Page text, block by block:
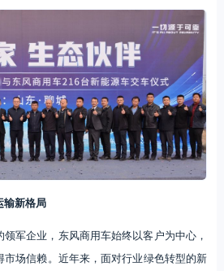
输新格局
军企业，东风商用车始终以客户为中心，
市场信赖。近年来，面对行业绿色转型的新